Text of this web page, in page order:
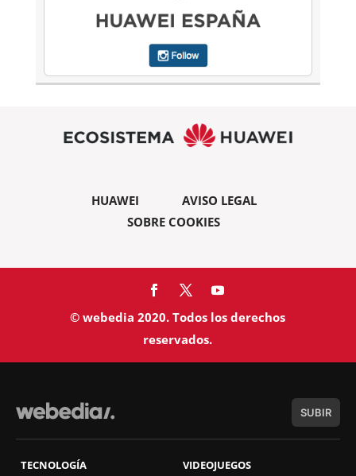
HUAWEI
AVISO LEGAL
SOBRE COOKIES
© webedia 2020. Todos los derechos
reservados.
SUBIR
TECNOLOGÍA
VIDEOJUEGOS